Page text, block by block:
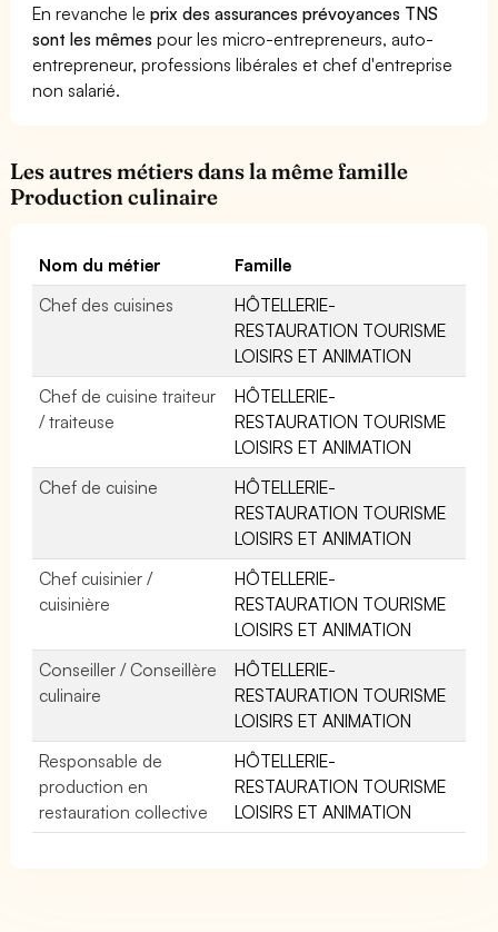
En revanche leprix des assurances prévoyances TNS
sont les mêmes pour les micro-entrepreneurs, auto-
entrepreneur, professions libérales et chef d'entreprise
non salarié.
Les autres métiers dans la même famille
Production culinaire
Nom du métier
Famille
Chef des cuisines
HÔTELLERIE-
RESTAURATION TOURISME
LOISIRS ET ANIMATION
Chef de cuisine traiteur
/ traiteuse
HÔTELLERIE-
RESTAURATION TOURISME
LOISIRS ET ANIMATION
Chef de cuisine
HÔTELLERIE-
RESTAURATION TOURISME
LOISIRS ET ANIMATION
Chef cuisinier /
cuisinière
HÔTELLERIE-
RESTAURATION TOURISME
LOISIRS ET ANIMATION
Conseiller / Conseillère
culinaire
HÔTELLERIE-
RESTAURATION TOURISME
LOISIRS ET ANIMATION
Responsable de
production en
restauration collective
HÔTELLERIE-
RESTAURATION TOURISME
LOISIRS ET ANIMATION